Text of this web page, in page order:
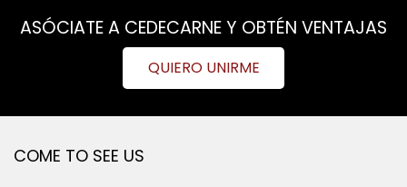
ASÓCIATE A CEDECARNE Y OBTÉN VENTAJAS
QUIERO UNIRME
COME TO SEE US